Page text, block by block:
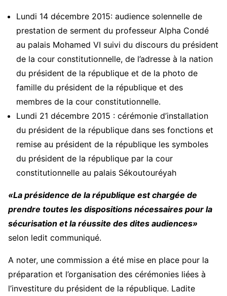
Lundi 14 décembre 2015: audience solennelle de
prestation de serment du professeur Alpha Condé
au palais Mohamed VI suivi du discours du président
de la cour constitutionnelle, de l’adresse à la nation
du président de la république et de la photo de
famille du président de la république et des
membres de la cour constitutionnelle.
Lundi 21 décembre 2015 : cérémonie d’installation
du président de la république dans ses fonctions et
remise au président de la république les symboles
du président de la république par la cour
constitutionnelle au palais Sékoutouréyah
«La présidence de la république est chargée de
prendre toutes les dispositions nécessaires pour la
sécurisation et la réussite des dites audiences»
selon ledit communiqué.
A noter, une commission a été mise en place pour la
préparation et l’organisation des cérémonies liées à
l’investiture du président de la république. Ladite